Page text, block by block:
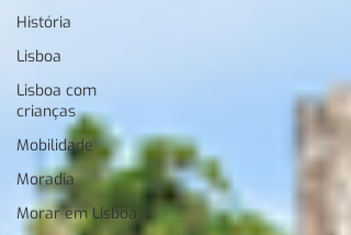
História
Lisboa
Lisboa com
crianças
Mobilidade
Moradia
Morar em Lisboa